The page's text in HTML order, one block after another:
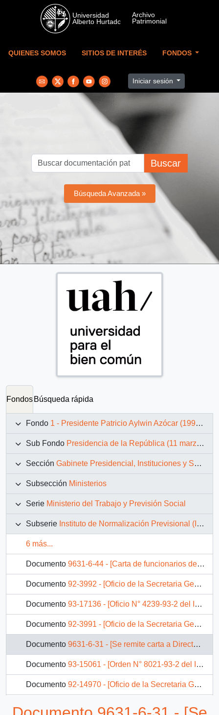
Skip to main content
QUIENES SOMOS SITIOS DE INTERÉS FONDOS
Iniciar sesión
Buscar
Búsqueda Avanzada »
Fondos Búsqueda rápida
Fondo 1 - Presidente Patricio Aylwin Azócar (1990-1994)
Sub Fondo Presidencia de la República (11 marzo 1990 – 11 marzo 1994)
Sección Gabinete Presidencial, Instituciones y Servicios
Subsección Ministerios
Serie Ministerio del Trabajo y Previsión Social
Subserie Instituto de Normalización Previsional (INP)
6 más...
Documento 9631-6-44 - [Carta de funcionarios del Instituto de Normalización Previsional]
Documento 92-3992 - [Oficio de la Secretaria General del Instituto de Normalización Previsional dirigido al Jefe de Gabinete Presidencial, referente a solicitud de particular]
Documento 93-17136 - [Oficio N° 4239-93-2 del Instituto de Normalización Previsional]
Documento 92-3991 - [Oficio de la Secretaria General del Instituto de Normalización Previsional dirigido al Jefe de Gabinete Presidencial, referente a solicitud de particular]
Documento 9631-6-31 - [Se remite carta a Director Instituto de Normalización Previsional]
Documento 93-15061 - [Orden N° 8021-93-2 del Instituto de Normalización Previsional]
Documento 92-14970 - [Oficio de la Secretaria General del Instituto de Normalización Previsional dirigido al Jefe de Gabinete Presidencial, referente a solicitud de particular]
93-8558 - [Orden N° 3840-93-3 del Instituto de Normalización Previsional]